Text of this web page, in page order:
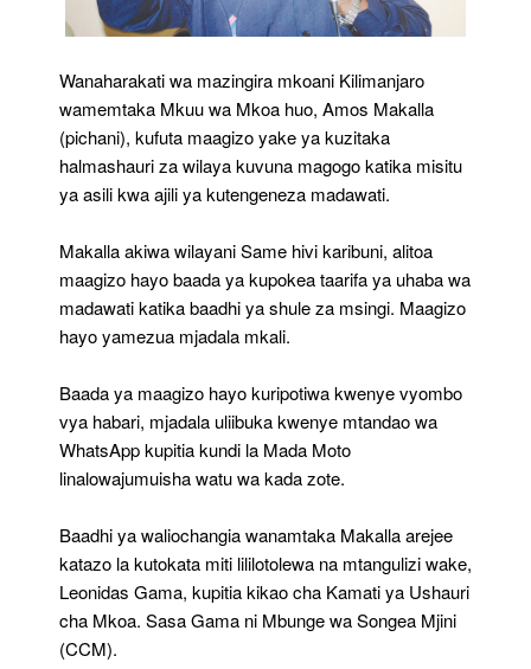
Wanaharakati wa mazingira mkoani Kilimanjaro
wamemtaka Mkuu wa Mkoa huo, Amos Makalla
(pichani), kufuta maagizo yake ya kuzitaka
halmashauri za wilaya kuvuna magogo katika misitu
ya asili kwa ajili ya kutengeneza madawati.
Makalla akiwa wilayani Same hivi karibuni, alitoa
maagizo hayo baada ya kupokea taarifa ya uhaba wa
madawati katika baadhi ya shule za msingi. Maagizo
hayo yamezua mjadala mkali.
Baada ya maagizo hayo kuripotiwa kwenye vyombo
vya habari, mjadala uliibuka kwenye mtandao wa
WhatsApp kupitia kundi la Mada Moto
linalowajumuisha watu wa kada zote.
Baadhi ya waliochangia wanamtaka Makalla arejee
katazo la kutokata miti lililotolewa na mtangulizi wake,
Leonidas Gama, kupitia kikao cha Kamati ya Ushauri
cha Mkoa. Sasa Gama ni Mbunge wa Songea Mjini
(CCM).